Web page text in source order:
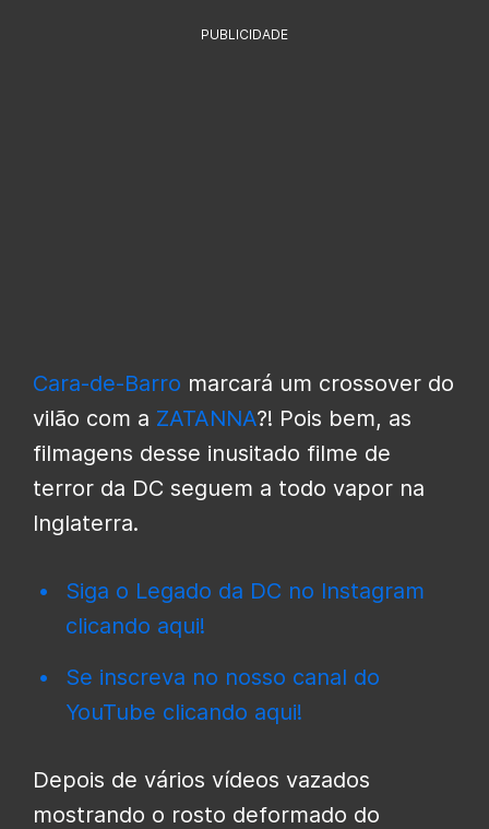
PUBLICIDADE
Cara-de-Barro marcará um crossover do
vilão com a ZATANNA?! Pois bem, as
filmagens desse inusitado filme de
terror da DC seguem a todo vapor na
Inglaterra.
Siga o Legado da DC no Instagram
clicando aqui!
Se inscreva no nosso canal do
YouTube clicando aqui!
Depois de vários vídeos vazados
mostrando o rosto deformado do